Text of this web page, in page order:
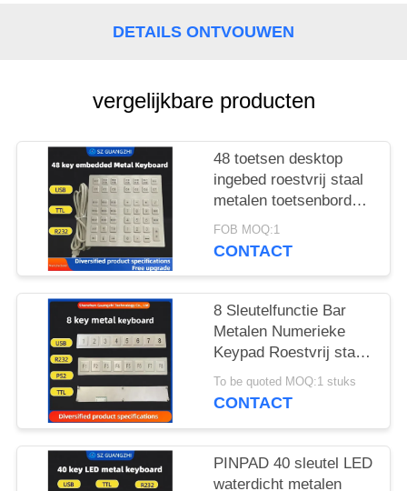
DETAILS ONTVOUWEN
vergelijkbare producten
48 toetsen desktop
ingebed roestvrij staal
metalen toetsenbord
GZ-B035013 USB-
interface
FOB MOQ:1
CONTACT
8 Sleutelfunctie Bar
Metalen Numerieke
Keypad Roestvrij staal
304 Side Key Pinpad
To be quoted MOQ:1 stuks
CONTACT
PINPAD 40 sleutel LED
waterdicht metalen